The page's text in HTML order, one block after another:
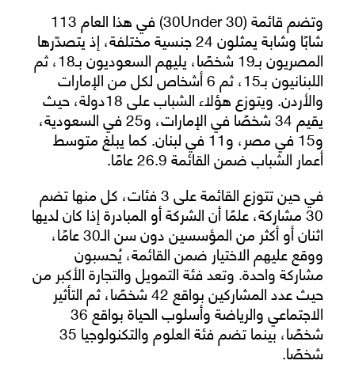
وتضم قائمة (30 30Under) في هذا العام 113
شابًا وشابة يمثلون 24 جنسية مختلفة، إذ يتصدّرها
المصريون بـ19 شخصًا، يليهم السعوديون بـ18، ثم
اللبنانيون بـ15، ثم 6 أشخاص لكل من الإمارات
والأردن. ويتوزع هؤلاء الشباب على 18دولة، حيث
يقيم 34 شخصًا في الإمارات، و25 في السعودية،
و15 في مصر، و11 في لبنان. كما يبلغ متوسط
أعمار الشباب ضمن القائمة 26.9 عامًا.
في حين تتوزع القائمة على 3 فئات، كل منها تضم
30 مشاركة، علمًا أن الشركة أو المبادرة إذا كان لديها
اثنان أو أكثر من المؤسسين دون سن الـ30 عامًا،
ووقع عليهم الاختيار ضمن القائمة، يُحسبون
مشاركة واحدة. وتعد فئة التمويل والتجارة الأكبر من
حيث عدد المشاركين بواقع 42 شخصًا، ثم التأثير
الاجتماعي والرياضة وأسلوب الحياة بواقع 36
شخصًا، بينما تضم فئة العلوم والتكنولوجيا 35
شخصًا.